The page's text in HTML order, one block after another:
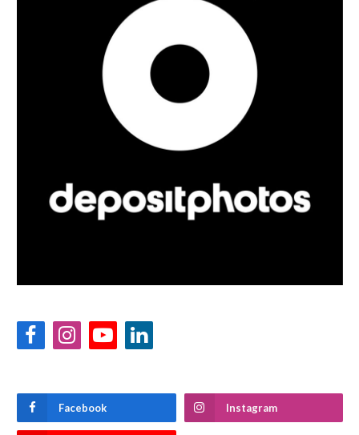
FacebookInstagramYouTubeLinkedIn
Facebook Instagram